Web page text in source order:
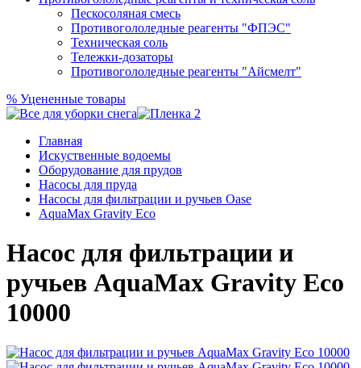
Пескосоляная смесь
Противогололедные реагенты "ФПЭС"
Техническая соль
Тележки-дозаторы
Противогололедные реагенты "Айсмелт"
% Уцененные товары
Главная
Искуственные водоемы
Оборудование для прудов
Насосы для пруда
Насосы для фильтрации и ручьев Oase
AquaMax Gravity Eco
Насос для фильтрации и
ручьев AquaMax Gravity Eco
10000